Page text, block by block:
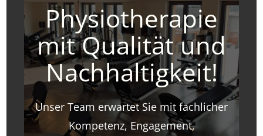
Physiotherapie
mit Qualität und
Nachhaltigkeit!
Unser Team erwartet Sie mit fachlicher
Kompetenz, Engagement,